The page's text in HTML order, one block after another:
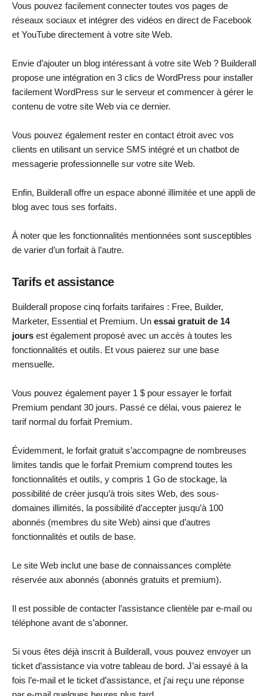
Vous pouvez facilement connecter toutes vos pages de
réseaux sociaux et intégrer des vidéos en direct de Facebook
et YouTube directement à votre site Web.
Envie d’ajouter un blog intéressant à votre site Web ? Builderall
propose une intégration en 3 clics de WordPress pour installer
facilement WordPress sur le serveur et commencer à gérer le
contenu de votre site Web via ce dernier.
Vous pouvez également rester en contact étroit avec vos
clients en utilisant un service SMS intégré et un chatbot de
messagerie professionnelle sur votre site Web.
Enfin, Builderall offre un espace abonné illimitée et une appli de
blog avec tous ses forfaits.
À noter que les fonctionnalités mentionnées sont susceptibles
de varier d’un forfait à l’autre.
Tarifs et assistance
Builderall propose cinq forfaits tarifaires : Free, Builder,
Marketer, Essential et Premium. Un essai gratuit de 14
jours est également proposé avec un accès à toutes les
fonctionnalités et outils. Et vous paierez sur une base
mensuelle.
Vous pouvez également payer 1 $ pour essayer le forfait
Premium pendant 30 jours. Passé ce délai, vous paierez le
tarif normal du forfait Premium.
Évidemment, le forfait gratuit s’accompagne de nombreuses
limites tandis que le forfait Premium comprend toutes les
fonctionnalités et outils, y compris 1 Go de stockage, la
possibilité de créer jusqu’à trois sites Web, des sous-
domaines illimités, la possibilité d’accepter jusqu’à 100
abonnés (membres du site Web) ainsi que d’autres
fonctionnalités et outils de base.
Le site Web inclut une base de connaissances complète
réservée aux abonnés (abonnés gratuits et premium).
Il est possible de contacter l’assistance clientèle par e-mail ou
téléphone avant de s’abonner.
Si vous êtes déjà inscrit à Builderall, vous pouvez envoyer un
ticket d’assistance via votre tableau de bord. J’ai essayé à la
fois l’e-mail et le ticket d’assistance, et j’ai reçu une réponse